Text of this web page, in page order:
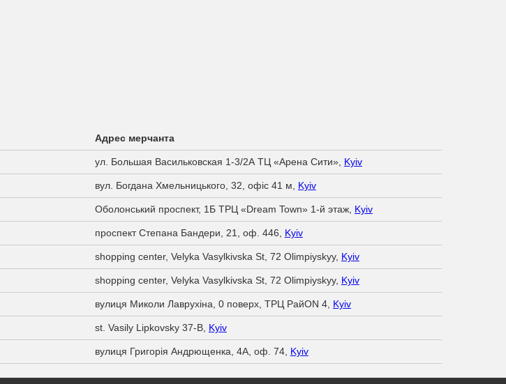
Адрес мерчанта
ул. Большая Васильковская 1-3/2А ТЦ «Арена Сити», Kyiv
вул. Богдана Хмельницького, 32, офіс 41 м, Kyiv
Оболонський проспект, 1Б ТРЦ «Dream Town» 1-й этаж, Kyiv
проспект Степана Бандери, 21, оф. 446, Kyiv
shopping center, Velyka Vasylkivska St, 72 Olimpiyskyy, Kyiv
shopping center, Velyka Vasylkivska St, 72 Olimpiyskyy, Kyiv
вулиця Миколи Лаврухіна, 0 поверх, ТРЦ РайON 4, Kyiv
st. Vasily Lipkovsky 37-B, Kyiv
вулиця Григорія Андрющенка, 4А, оф. 74, Kyiv